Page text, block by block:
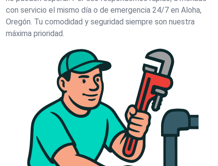
con servicio el mismo día o de emergencia 24/7 en Aloha,
Oregón. Tu comodidad y seguridad siempre son nuestra
máxima prioridad.